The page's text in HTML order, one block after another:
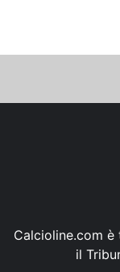
Calcioline.com
il